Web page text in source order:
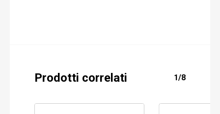
Prodotti correlati 1/8